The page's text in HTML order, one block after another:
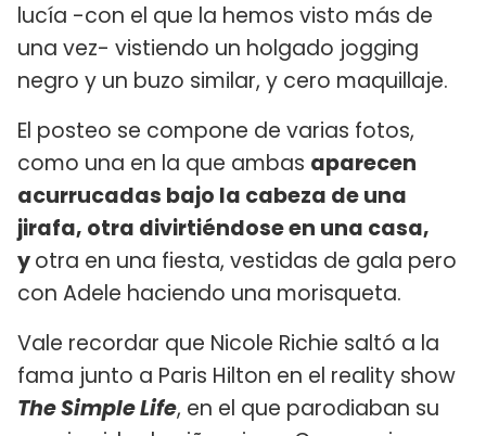
lucía -con el que la hemos visto más de
una vez- vistiendo un holgado jogging
negro y un buzo similar, y cero maquillaje.
El posteo se compone de varias fotos,
como una en la que ambas aparecen
acurrucadas bajo la cabeza de una
jirafa, otra divirtiéndose en una casa,
yotra en una fiesta, vestidas de gala pero
con Adele haciendo una morisqueta.
Vale recordar que Nicole Richie saltó a la
fama junto a Paris Hilton en el reality show
The Simple Life, en el que parodiaban su